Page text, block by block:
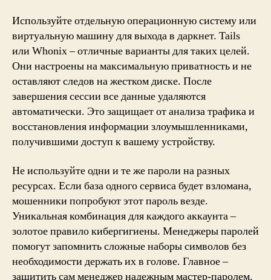
Используйте отдельную операционную систему или
виртуальную машину для выхода в даркнет. Tails
или Whonix – отличные варианты для таких целей.
Они настроены на максимальную приватность и не
оставляют следов на жестком диске. После
завершения сессии все данные удаляются
автоматически. Это защищает от анализа трафика и
восстановления информации злоумышленниками,
получившими доступ к вашему устройству.
Не используйте одни и те же пароли на разных
ресурсах. Если база одного сервиса будет взломана,
мошенники попробуют этот пароль везде.
Уникальная комбинация для каждого аккаунта –
золотое правило кибергигиены. Менеджеры паролей
помогут запомнить сложные наборы символов без
необходимости держать их в голове. Главное –
защитить сам менеджер надежным мастер-паролем.